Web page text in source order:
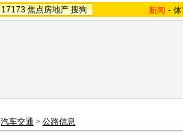
17173 焦点房地产 搜狗 新闻 -
汽车交通 > 公路信息